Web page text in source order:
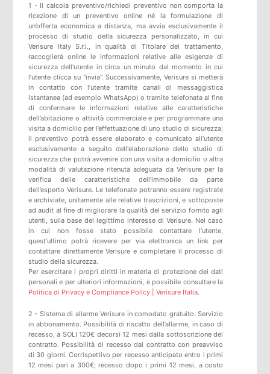
1 - Il calcola preventivo/richiedi preventivo non comporta la
ricezione di un preventivo online né la formulazione di
un’offerta economica a distanza, ma avvia esclusivamente il
processo di studio della sicurezza personalizzato, in cui
Verisure Italy S.r.l., in qualità di Titolare del trattamento,
raccoglierà online le informazioni relative alle esigenze di
sicurezza dell'utente in circa un minuto dal momento in cui
l’utente clicca su "invia". Successivamente, Verisure si metterà
in contatto con l’utente tramite canali di messaggistica
istantanea (ad esempio WhatsApp) o tramite telefonata al fine
di confermare le informazioni relative alle caratteristiche
dell’abitazione o attività commerciale e per programmare una
visita a domicilio per l’effettuazione di uno studio di sicurezza;
il preventivo potrà essere elaborato e comunicato all’utente
esclusivamente a seguito dell'elaborazione dello studio di
sicurezza che potrà avvenire con una visita a domicilio o altra
modalità di valutazione ritenuta adeguata da Verisure per la
verifica delle caratteristiche dell’immobile da parte
dell’esperto Verisure. Le telefonate potranno essere registrate
e archiviate, unitamente alle relative trascrizioni, e sottoposte
ad audit al fine di migliorare la qualità del servizio fornito agli
utenti, sulla base del legittimo interesse di Verisure. Nel caso
in cui non fosse stato possibile contattare l’utente,
quest’ultimo potrà ricevere per via elettronica un link per
contattare direttamente Verisure e completare il processo di
studio della sicurezza.
Per esercitare i propri diritti in materia di protezione dei dati
personali e per ulteriori informazioni, è possibile consultare la
Politica di Privacy e Compliance Policy | Verisure Italia.
2 - Sistema di allarme Verisure in comodato gratuito. Servizio
in abbonamento. Possibilità di riscatto dell’allarme, in caso di
recesso, a SOLI 120€ decorsi 12 mesi dalla sottoscrizione del
contratto. Possibilità di recesso dal contratto con preavviso
di 30 giorni. Corrispettivo per recesso anticipato entro i primi
12 mesi pari a 300€; recesso dopo i primi 12 mesi, a costo